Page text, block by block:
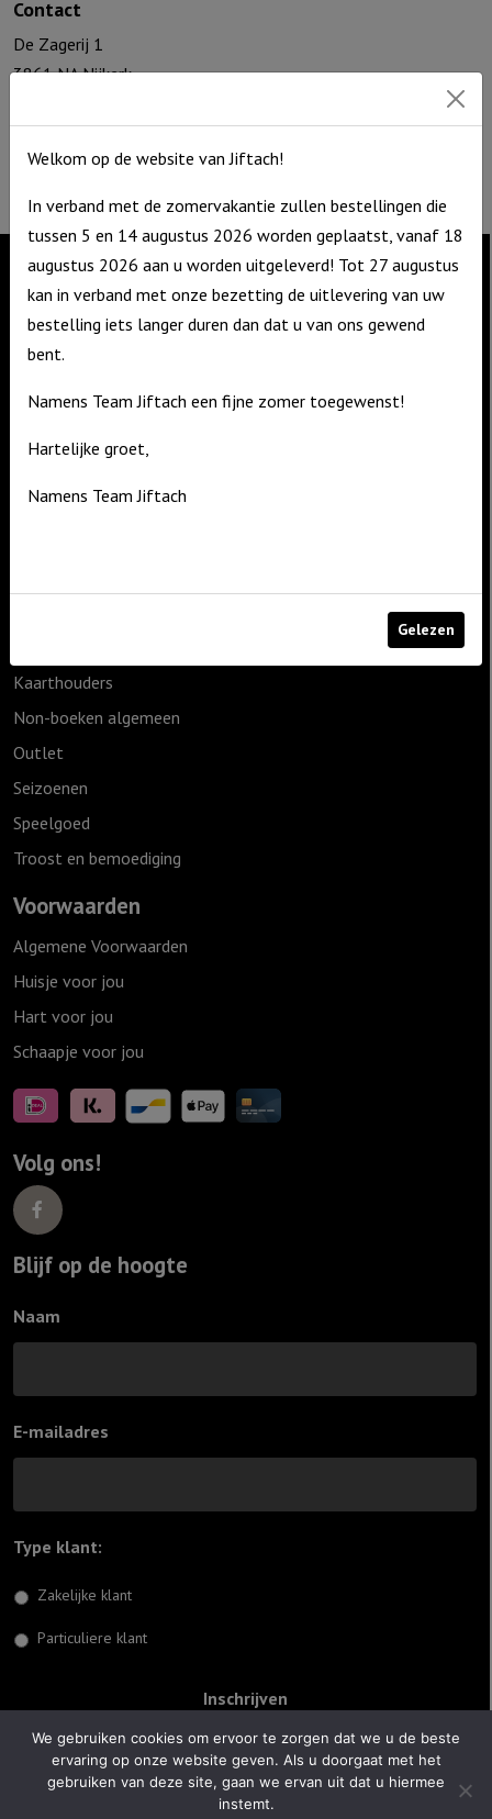
Contact
De Zagerij 1
3861 NA Nijkerk
E: info@jiftach.nl
KVK nr: 60086041
Contact
De Zagerij 1
E:info@jiftach.nl
Productcategorieën
Kaarthouders
Non-boeken algemeen
Outlet
Seizoenen
Speelgoed
Troost en bemoediging
Voorwaarden
Algemene Voorwaarden
Huisje voor jou
Hart voor jou
Schaapje voor jou
Volg ons!
Blijf op de hoogte
Naam
E-mailadres
Type klant:
Zakelijke klant
Particuliere klant
© 2026 Jiftach
Optimus Websites
Welkom op de website van Jiftach!
In verband met de zomervakantie zullen bestellingen die
tussen 5 en 14 augustus 2026 worden geplaatst, vanaf 18
augustus 2026 aan u worden uitgeleverd! Tot 27 augustus
kan in verband met onze bezetting de uitlevering van uw
bestelling iets langer duren dan dat u van ons gewend
bent.
Namens Team Jiftach een fijne zomer toegewenst!
Hartelijke groet,
Namens Team Jiftach
Gelezen
We gebruiken cookies om ervoor te zorgen dat we u de beste
ervaring op onze website geven. Als u doorgaat met het
gebruiken van deze site, gaan we ervan uit dat u hiermee
instemt.